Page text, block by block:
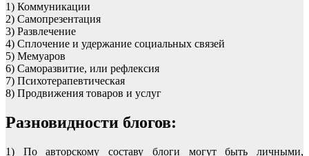
1) Коммуникации
2) Самопрезентация
3) Развлечение
4) Сплочение и удержание социальных связей
5) Мемуаров
6) Саморазвитие, или рефлексия
7) Психотерапевтическая
8) Продвижения товаров и услуг
Разновидности блогов:
1) По авторскому составу блоги могут быть личными,